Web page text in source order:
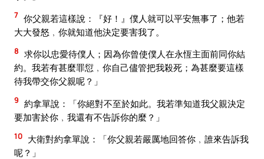
7 你父親若這樣說：『好！』僕人就可以平安無事了；他若
大大發怒﹐你就知道他決定要害我了。
8 求你以忠愛待僕人；因為你曾使僕人在永恆主面前同你結
約。我若有甚麼罪愆﹐你自己儘管把我殺死；為甚麼要這樣
待我帶交你父親呢？」
9 約拿單說：「你絕對不至於如此。我若準知道我父親決定
要加害於你﹐我還有不告訴你的麼？」
10 大衛對約拿單說：「你父親若嚴厲地回答你﹐誰來告訴我
呢？」